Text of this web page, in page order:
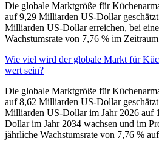
Die globale Marktgröße für
auf 9,29 Milliarden US-Dollar
Milliarden US-Dollar erreichen, bei
Wachstumsrate von 7,76 % im
Wie viel wird der globale Markt für
wert sein?
Die globale Marktgröße für
auf 8,62 Milliarden US-Dollar
Milliarden US-Dollar im Jahr 2026 auf
Dollar im Jahr 2034 wachsen und im
jährliche Wachstumsrate von 7,76 %